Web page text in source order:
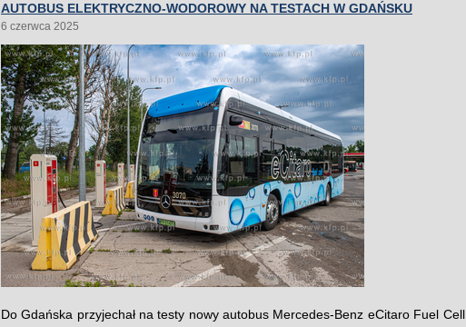
AUTOBUS ELEKTRYCZNO-WODOROWY NA TESTACH W GDAŃSKU
6 czerwca 2025
Do Gdańska przyjechał na testy nowy autobus Mercedes-Benz eCitaro Fuel Cell